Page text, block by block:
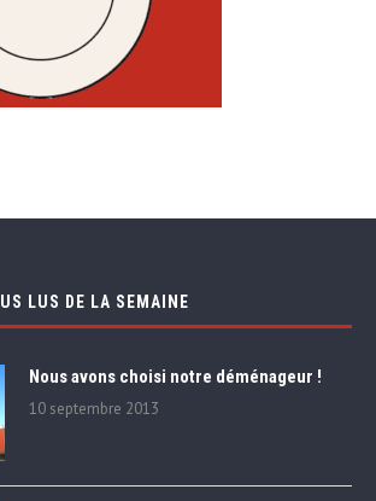
LUS DE LA SEMAINE
Nous avons choisi notre déménageur !
10 septembre 2013